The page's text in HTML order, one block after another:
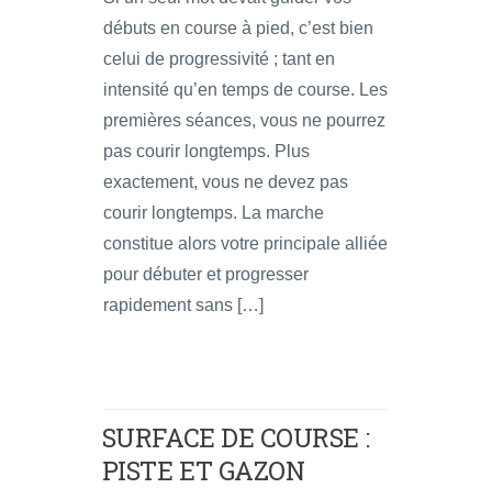
débuts en course à pied, c’est bien
celui de progressivité ; tant en
intensité qu’en temps de course. Les
premières séances, vous ne pourrez
pas courir longtemps. Plus
exactement, vous ne devez pas
courir longtemps. La marche
constitue alors votre principale alliée
pour débuter et progresser
rapidement sans […]
SURFACE DE COURSE :
PISTE ET GAZON